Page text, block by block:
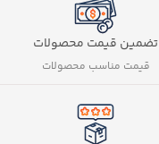
تضمین قیمت محصولات
قیمت مناسب محصولات